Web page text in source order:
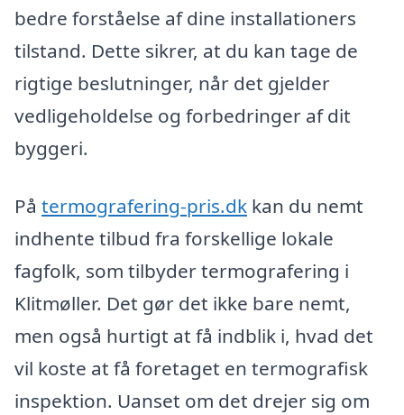
bedre forståelse af dine installationers
tilstand. Dette sikrer, at du kan tage de
rigtige beslutninger, når det gjelder
vedligeholdelse og forbedringer af dit
byggeri.
På termografering-pris.dk kan du nemt
indhente tilbud fra forskellige lokale
fagfolk, som tilbyder termografering i
Klitmøller. Det gør det ikke bare nemt,
men også hurtigt at få indblik i, hvad det
vil koste at få foretaget en termografisk
inspektion. Uanset om det drejer sig om